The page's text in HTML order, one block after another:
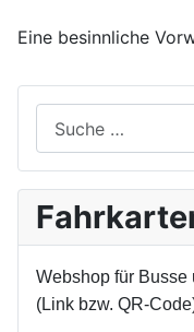
Eine besinnliche
Webshop für Busse
(Link bzw. QR-